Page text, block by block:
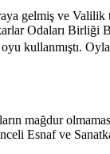
gelmiş ve
Odaları
kullanmıştı.
mağdur
Esnaf ve